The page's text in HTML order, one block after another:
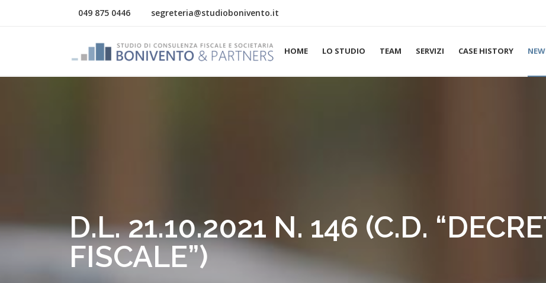
049 875 0446 segreteria@studiobonivento.it
HOME LO STUDIO TEAM SERVIZI CASE HISTORY
D.L. 21.10.2021 N. 146 (C.D.
FISCALE”)